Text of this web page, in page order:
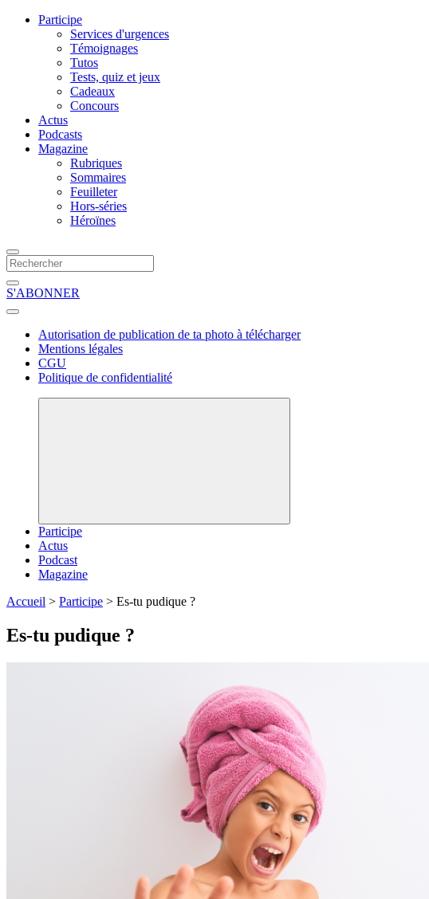
Participe
Services d'urgences
Témoignages
Tutos
Tests, quiz et jeux
Cadeaux
Concours
Actus
Podcasts
Magazine
Rubriques
Sommaires
Feuilleter
Hors-séries
Héroïnes
S'ABONNER
Autorisation de publication de ta photo à télécharger
Mentions légales
CGU
Politique de confidentialité
Participe
Actus
Podcast
Magazine
Accueil > Participe > Es-tu pudique ?
Es-tu pudique ?